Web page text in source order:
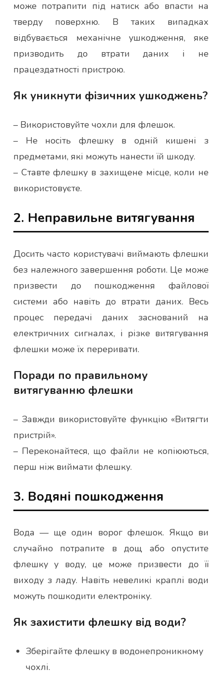
може потрапити під натиск або впасти на
тверду поверхню. В таких випадках
відбувається механічне ушкодження, яке
призводить до втрати даних і не
працездатності пристрою.
Як уникнути фізичних ушкоджень?
– Використовуйте чохли для флешок.
– Не носіть флешку в одній кишені з
предметами, які можуть нанести їй шкоду.
– Ставте флешку в захищене місце, коли не
використовуєте.
2. Неправильне витягування
Досить часто користувачі виймають флешки
без належного завершення роботи. Це може
призвести до пошкодження файлової
системи або навіть до втрати даних. Весь
процес передачі даних заснований на
електричних сигналах, і різке витягування
флешки може їх переривати.
Поради по правильному
витягуванню флешки
– Завжди використовуйте функцію «Витягти
пристрій».
– Переконайтеся, що файли не копіюються,
перш ніж виймати флешку.
3. Водяні пошкодження
Вода — ще один ворог флешок. Якщо ви
случайно потрапите в дощ або опустите
флешку у воду, це може призвести до її
виходу з ладу. Навіть невеликі краплі води
можуть пошкодити електроніку.
Як захистити флешку від води?
Зберігайте флешку в водонепроникному
чохлі.